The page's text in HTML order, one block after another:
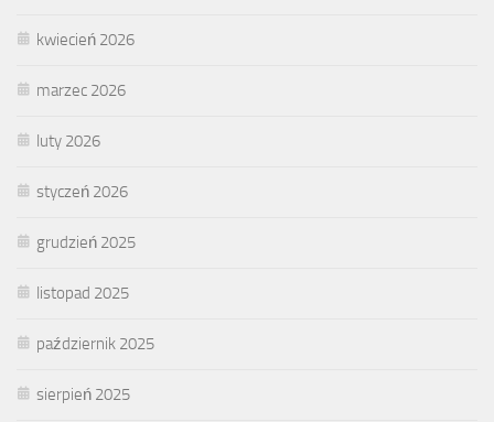
kwiecień 2026
marzec 2026
luty 2026
styczeń 2026
grudzień 2025
listopad 2025
październik 2025
sierpień 2025